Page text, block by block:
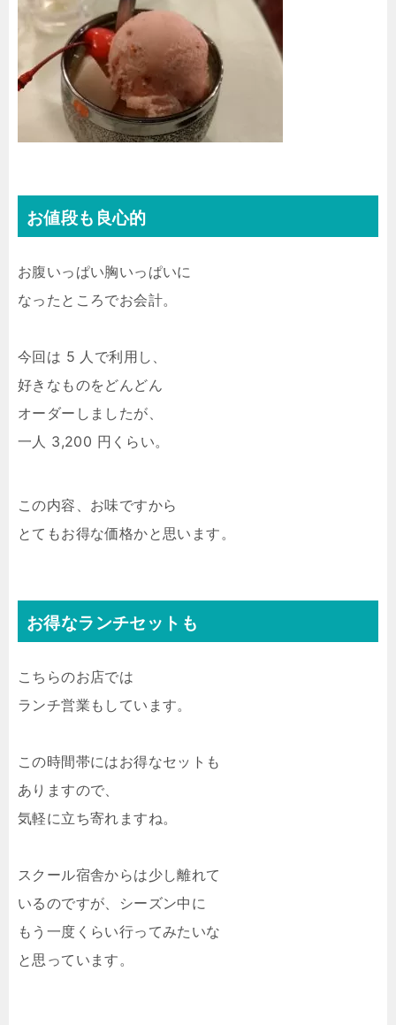
お値段も良心的
お腹いっぱい胸いっぱいに
なったところでお会計。
今回は 5 人で利用し、
好きなものをどんどん
オーダーしましたが、
一人 3,200 円くらい。
この内容、お味ですから
とてもお得な価格かと思います。
お得なランチセットも
こちらのお店では
ランチ営業もしています。
この時間帯にはお得なセットも
ありますので、
気軽に立ち寄れますね。
スクール宿舎からは少し離れて
いるのですが、シーズン中に
もう一度くらい行ってみたいな
と思っています。